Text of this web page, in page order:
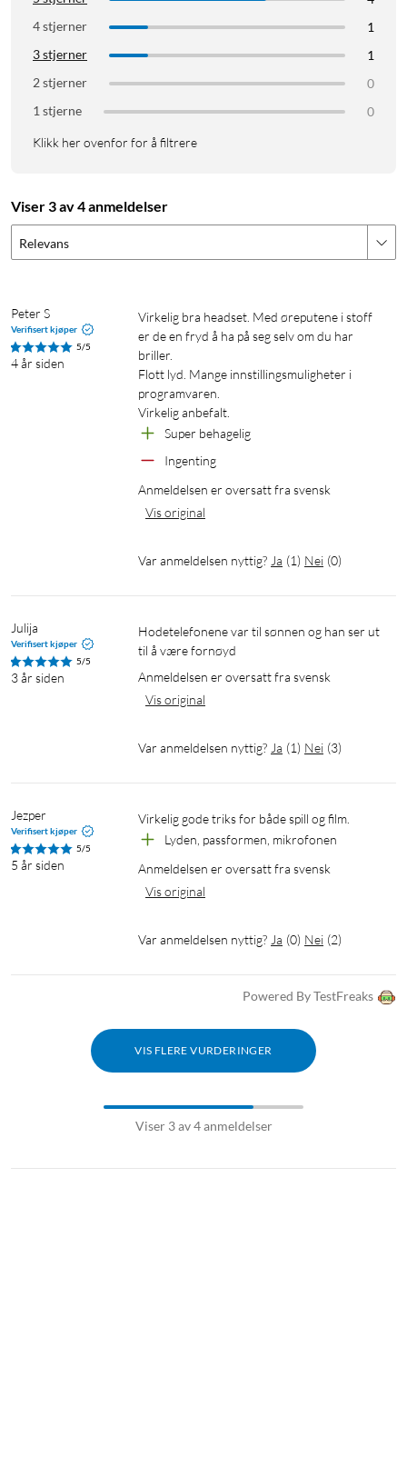
Headset for gaming Logitech
4 stjerner
1
3 stjerner
1
2 stjerner
0
1 stjerne
0
Klikk her ovenfor for å filtrere
Viser 3 av 4 anmeldelser
Relevans
Peter S
Verifisert kjøper
5/5
4 år siden
Virkelig bra headset. Med øreputene i stoff
er de en fryd å ha på seg selv om du har
briller.
Flott lyd. Mange innstillingsmuligheter i
programvaren.
Virkelig anbefalt.
Super behagelig
Ingenting
Anmeldelsen er oversatt fra svensk
Vis original
Var anmeldelsen nyttig? Ja (1) Nei (0)
Julija
Verifisert kjøper
5/5
3 år siden
Hodetelefonene var til sønnen og han ser ut
til å være fornøyd
Anmeldelsen er oversatt fra svensk
Vis original
Var anmeldelsen nyttig? Ja (1) Nei (3)
Jezper
Verifisert kjøper
5/5
5 år siden
Virkelig gode triks for både spill og film.
Lyden, passformen, mikrofonen
Anmeldelsen er oversatt fra svensk
Vis original
Var anmeldelsen nyttig? Ja (0) Nei (2)
Powered By TestFreaks
VIS FLERE VURDERINGER
Viser 3 av 4 anmeldelser